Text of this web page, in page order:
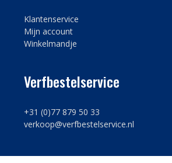
Klantenservice
Mijn account
Winkelmandje
Verfbestelservice
+31 (0)77 879 50 33
verkoop@verfbestelservice.nl